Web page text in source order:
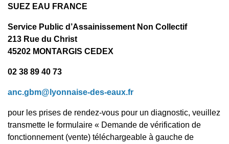
SUEZ EAU FRANCE
Service Public d’Assainissement Non Collectif
213 Rue du Christ
45202 MONTARGIS CEDEX
02 38 89 40 73
anc.gbm@lyonnaise-des-eaux.fr
pour les prises de rendez-vous pour un diagnostic, veuillez
transmette le formulaire « Demande de vérification de
fonctionnement (vente) téléchargeable à gauche de